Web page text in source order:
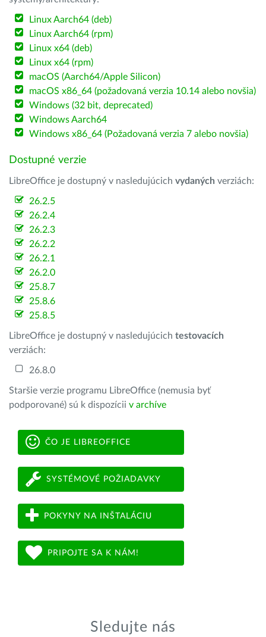
Linux Aarch64 (deb)
Linux Aarch64 (rpm)
Linux x64 (deb)
Linux x64 (rpm)
macOS (Aarch64/Apple Silicon)
macOS x86_64 (požadovaná verzia 10.14 alebo novšia)
Windows (32 bit, deprecated)
Windows Aarch64
Windows x86_64 (Požadovaná verzia 7 alebo novšia)
Dostupné verzie
LibreOffice je dostupný v nasledujúcich vydaných verziách:
26.2.5
26.2.4
26.2.3
26.2.2
26.2.1
26.2.0
25.8.7
25.8.6
25.8.5
LibreOffice je dostupný v nasledujúcich testovacích
verziách:
26.8.0
Staršie verzie programu LibreOffice (nemusia byť
podporované) sú k dispozícii v archíve
ČO JE LIBREOFFICE
SYSTÉMOVÉ POŽIADAVKY
POKYNY NA INŠTALÁCIU
PRIPOJTE SA K NÁM!
Sledujte nás